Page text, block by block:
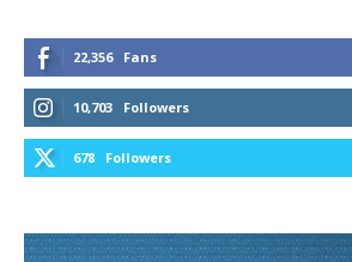
22,356 Fans
10,703 Followers
678 Followers